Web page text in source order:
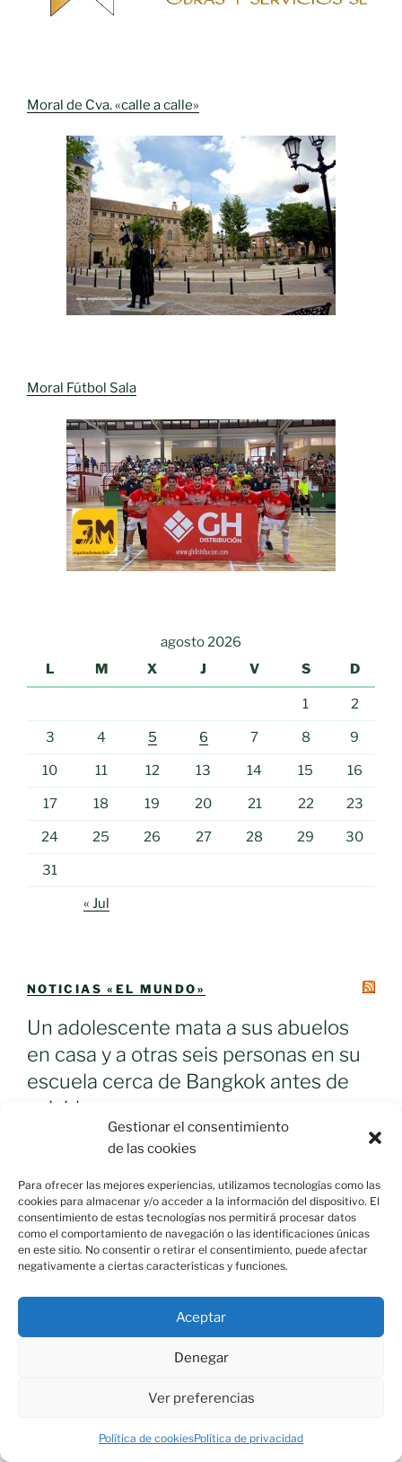
Gestionar el consentimiento
de las cookies
Para ofrecer las mejores experiencias, utilizamos tecnologías como las
cookies para almacenar y/o acceder a la información del dispositivo. El
consentimiento de estas tecnologías nos permitirá procesar datos
como el comportamiento de navegación o las identificaciones únicas
en este sitio. No consentir o retirar el consentimiento, puede afectar
negativamente a ciertas características y funciones.
Aceptar
Denegar
Ver preferencias
Política de cookiesPolítica de privacidad
Moral de Cva. «calle a calle»
Moral Fútbol Sala
agosto 2026
L
M X J V S D
1 2
3 4 5 6 7 8 9
10 11 12 13 14 15 16
17 18 19 20 21 22 23
24 25 26 27 28 29 30
31
« Jul
NOTICIAS «EL MUNDO»
Un adolescente mata a sus abuelos
en casa y a otras seis personas en su
escuela cerca de Bangkok antes de
suicidarse
figura la persona que ha abierto fuego, que sería un
adolescente